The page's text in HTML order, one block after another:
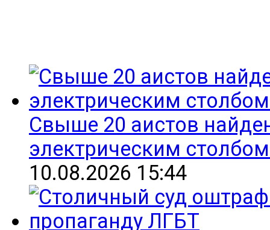
Свыше 20 аистов
электрическим
10.08.2026 15:44